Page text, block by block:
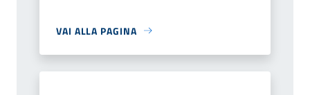
VAI ALLA PAGINA